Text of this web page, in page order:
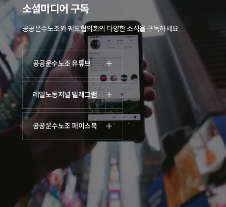
소셜미디어 구독
공공운수노조와 궤도협의회의 다양한 소식을 구독하세요.
공공운수노조 유튜브
레일노동저널 텔레그램
공공운수노조 페이스북